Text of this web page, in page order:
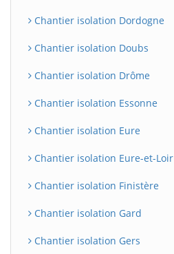
Chantier isolation Dordogne
Chantier isolation Doubs
Chantier isolation Drôme
Chantier isolation Essonne
Chantier isolation Eure
Chantier isolation Eure-et-Loir
Chantier isolation Finistère
Chantier isolation Gard
Chantier isolation Gers